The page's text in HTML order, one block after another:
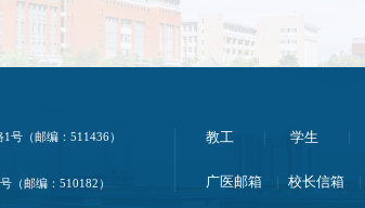
号（邮编：511436）
（邮编：510182）
教工 学生
广医邮箱 校长信箱